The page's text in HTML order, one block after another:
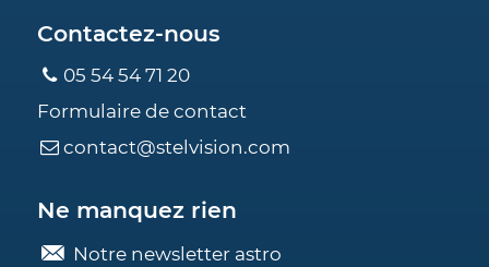
Contactez-nous
05 54 54 71 20
Formulaire de contact
contact@stelvision.com
Ne manquez rien
Notre newsletter astro